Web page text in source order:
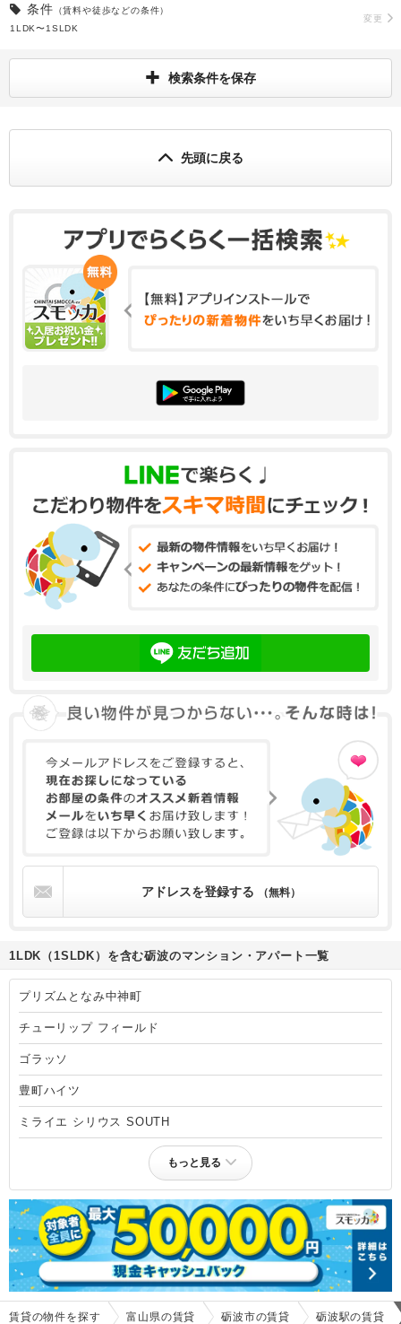
条件 （賃料や徒歩などの条件）
1LDK〜1SLDK
変更
検索条件を保存
先頭に戻る
アドレスを登録する （無料）
1LDK（1SLDK）を含む砺波のマンション・アパート一覧
プリズムとなみ中神町
チューリップ フィールド
ゴラッソ
豊町ハイツ
ミライエ シリウス SOUTH
もっと見る
賃貸の物件を探す 富山県の賃貸 砺波市の賃貸 砺波駅の賃貸